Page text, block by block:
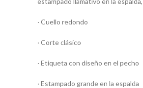
· Cuello redondo
· Corte clásico
· Etiqueta con diseño en el pecho
· Estampado grande en la espalda